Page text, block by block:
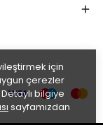
için
çerezler
bilgiye
sayfamızdan